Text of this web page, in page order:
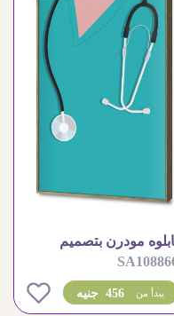
مودرن بتصميم
طبيب احترافي
456 جنيه يبدأ من 0